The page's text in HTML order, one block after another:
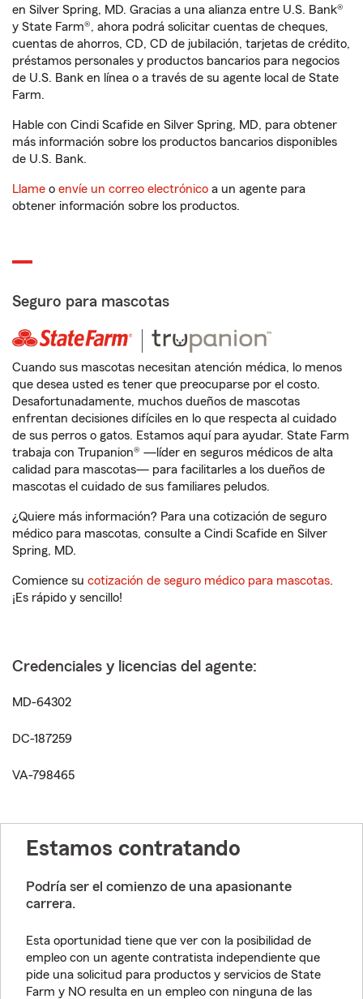
en Silver Spring, MD. Gracias a una alianza entre U.S. Bank®
y State Farm®, ahora podrá solicitar cuentas de cheques,
cuentas de ahorros, CD, CD de jubilación, tarjetas de crédito,
préstamos personales y productos bancarios para negocios
de U.S. Bank en línea o a través de su agente local de State
Farm.
Hable con Cindi Scafide en Silver Spring, MD, para obtener
más información sobre los productos bancarios disponibles
de U.S. Bank.
Llame o envíe un correo electrónico a un agente para
obtener información sobre los productos.
Seguro para mascotas
Cuando sus mascotas necesitan atención médica, lo menos
que desea usted es tener que preocuparse por el costo.
Desafortunadamente, muchos dueños de mascotas
enfrentan decisiones difíciles en lo que respecta al cuidado
de sus perros o gatos. Estamos aquí para ayudar. State Farm
trabaja con Trupanion® —líder en seguros médicos de alta
calidad para mascotas— para facilitarles a los dueños de
mascotas el cuidado de sus familiares peludos.
¿Quiere más información? Para una cotización de seguro
médico para mascotas, consulte a Cindi Scafide en Silver
Spring, MD.
Comience su cotización de seguro médico para mascotas.
¡Es rápido y sencillo!
Credenciales y licencias del agente:
MD-64302
DC-187259
VA-798465
Estamos contratando
Podría ser el comienzo de una apasionante
carrera.
Esta oportunidad tiene que ver con la posibilidad de
empleo con un agente contratista independiente que
pide una solicitud para productos y servicios de State
Farm y NO resulta en un empleo con ninguna de las